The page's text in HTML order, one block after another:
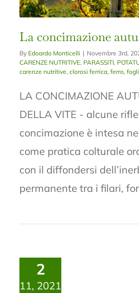
La concimazione
By Edoardo Monticelli | Novembre 3rd,
CARENZE NUTRITIVE, PARASSITI,
carenze nutritive,clorosi ferrica,ferro,
LA CONCIMAZIONE
DELLA VITE - alcune
concimazione è intesa
come pratica colturale
con il diffondersi
permanente tra i filari,
2
11, 2021